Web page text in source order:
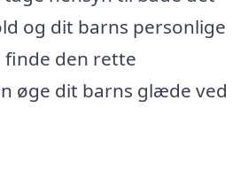
og dit barns personlige
den rette
øge dit barns glæde ved